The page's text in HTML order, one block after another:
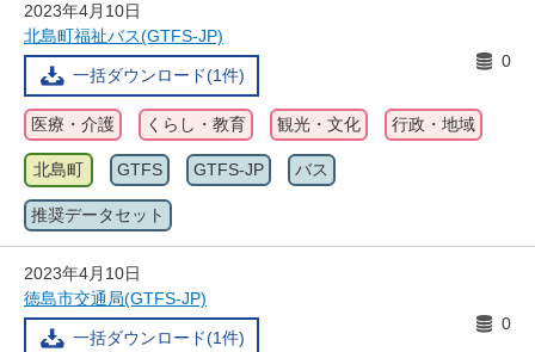
2023年4月10日
北島町福祉バス(GTFS-JP)
一括ダウンロード(1件)
0
医療・介護 くらし・教育 観光・文化 行政・地域
北島町 GTFS GTFS-JP バス
推奨データセット
2023年4月10日
徳島市交通局(GTFS-JP)
一括ダウンロード(1件)
0